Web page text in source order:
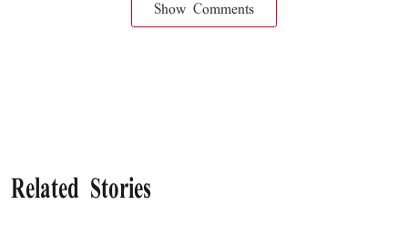
Show Comments
Related Stories